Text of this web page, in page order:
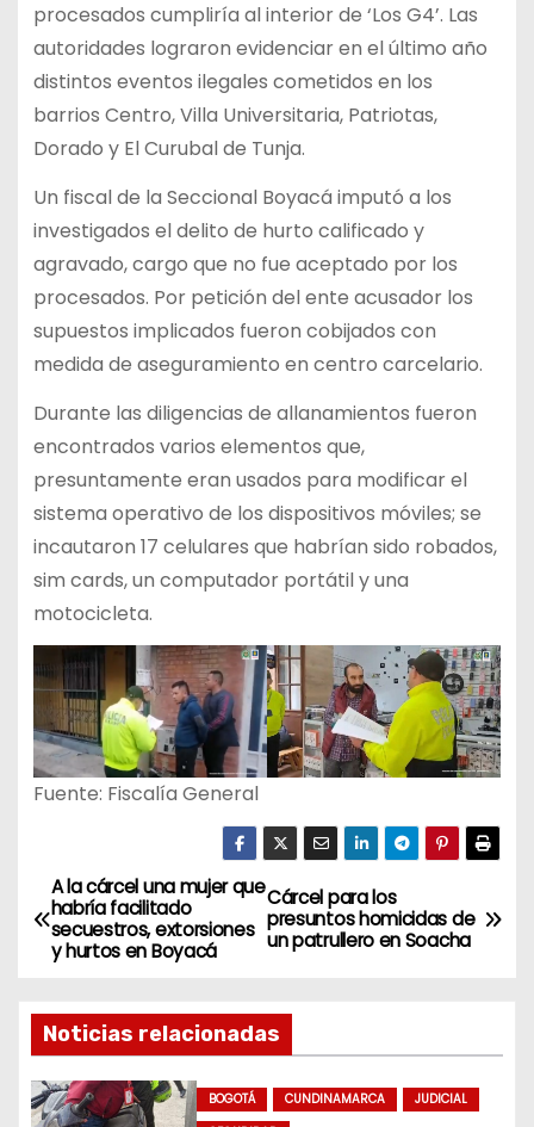
procesados cumpliría al interior de ‘Los G4’. Las
autoridades lograron evidenciar en el último año
distintos eventos ilegales cometidos en los
barrios Centro, Villa Universitaria, Patriotas,
Dorado y El Curubal de Tunja.
Un fiscal de la Seccional Boyacá imputó a los
investigados el delito de hurto calificado y
agravado, cargo que no fue aceptado por los
procesados. Por petición del ente acusador los
supuestos implicados fueron cobijados con
medida de aseguramiento en centro carcelario.
Durante las diligencias de allanamientos fueron
encontrados varios elementos que,
presuntamente eran usados para modificar el
sistema operativo de los dispositivos móviles; se
incautaron 17 celulares que habrían sido robados,
sim cards, un computador portátil y una
motocicleta.
Fuente: Fiscalía General
N
a
e
g
Cárcel para los
presuntos homicidas de
un patrullero en Soacha
A la cárcel una mujer que
habría facilitado
secuestros, extorsiones
y hurtos en Boyacá
Noticias relacionadas
BOGOTÁ CUNDINAMARCA
JUDICIAL